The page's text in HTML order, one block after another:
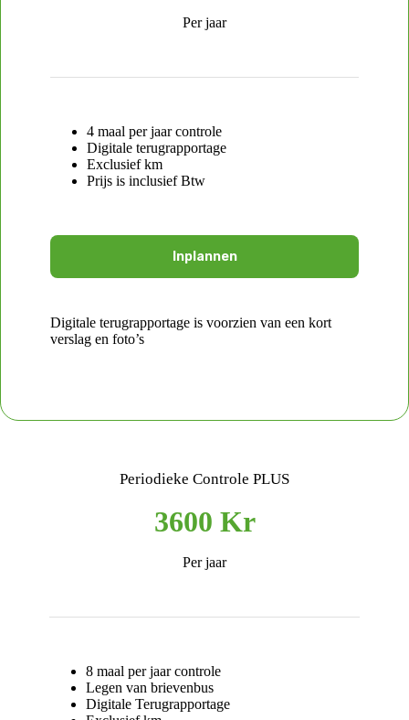
Per jaar
4 maal per jaar controle
Digitale terugrapportage
Exclusief km
Prijs is inclusief Btw
Inplannen
Digitale terugrapportage is voorzien van een kort
verslag en foto’s
Periodieke Controle PLUS
3600 Kr
Per jaar
8 maal per jaar controle
Legen van brievenbus
Digitale Terugrapportage